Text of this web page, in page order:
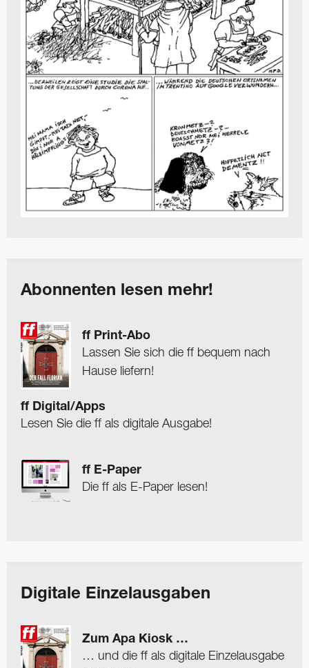
Abonnenten lesen mehr!
ff Print-Abo
Lassen Sie sich die ff bequem nach
Hause liefern!
ff Digital/Apps
Lesen Sie die ff als digitale Ausgabe!
ff E-Paper
Die ff als E-Paper lesen!
Digitale Einzelausgaben
Zum Apa Kiosk …
… und die ff als digitale Einzelausgabe